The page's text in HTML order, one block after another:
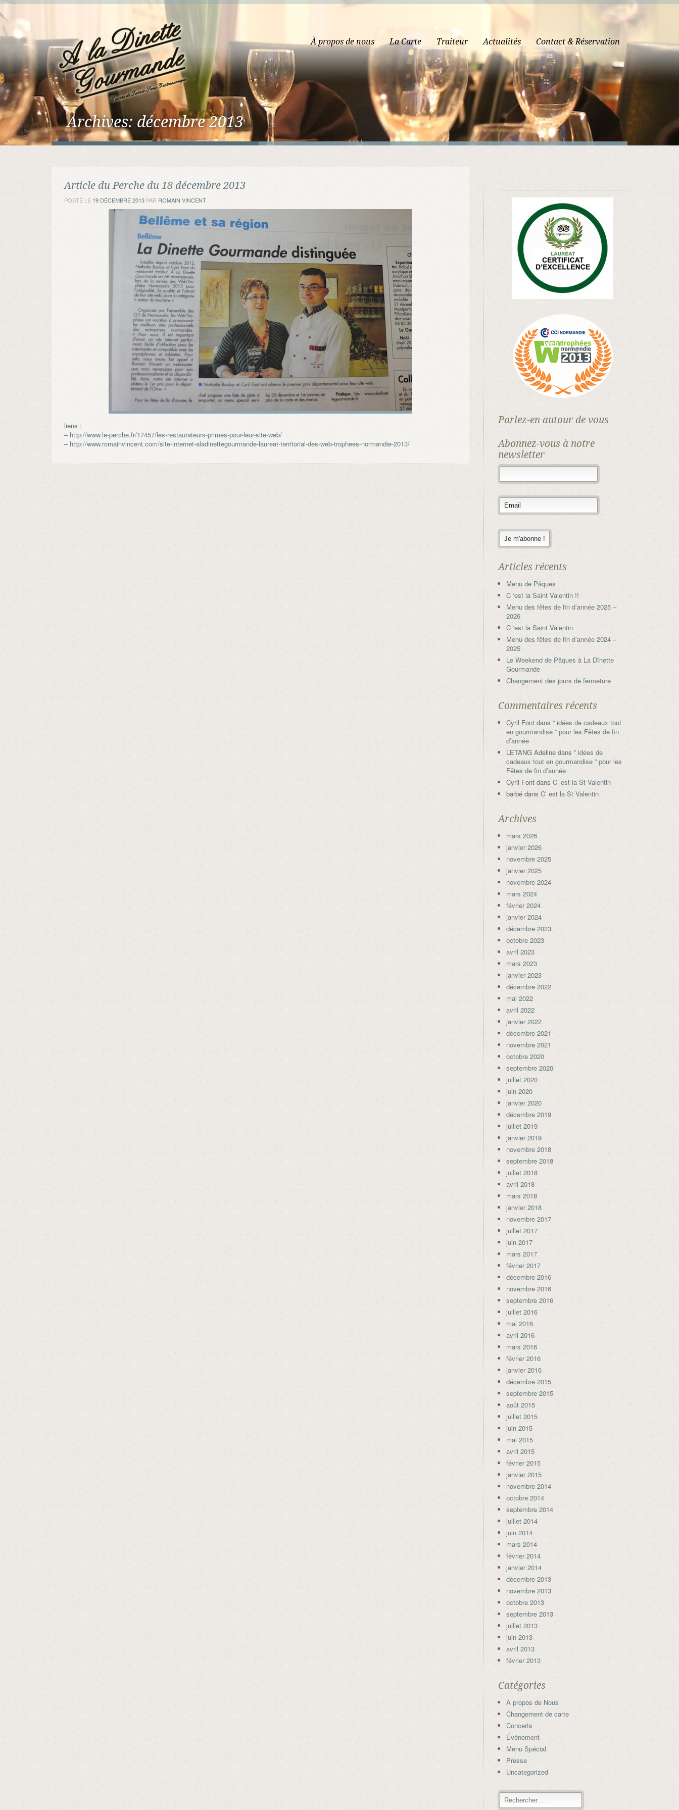
À propos de nous La Carte Traiteur Actualités Contact & Réservation
Archives:décembre 2013
Article du Perche du 18 décembre 2013
POSTÉ LE 19 DÉCEMBRE 2013 PAR ROMAIN VINCENT
liens :
– http://www.le-perche.fr/17457/les-restaurateurs-primes-pour-leur-site-web/
– http://www.romainvincent.com/site-internet-aladinettegourmande-laureat-territorial-des-web-trophees-normandie-2013/
Parlez-en autour de vous
Abonnez-vous à notre
newsletter
Articles récents
Menu de Pâques
C ‘est la Saint Valentin !!
Menu des fêtes de fin d’année 2025 –
2026
C ‘est la Saint Valentin
Menu des fêtes de fin d’année 2024 –
2025
Le Weekend de Pâques à La Dînette
Gourmande
Changement des jours de fermeture
Commentaires récents
Cyril Fontdans ” idées de cadeaux tout
en gourmandise ” pour les Fêtes de fin
d’année
LETANG Adelinedans ” idées de
cadeaux tout en gourmandise ” pour les
Fêtes de fin d’année
Cyril Fontdans C’ est la St Valentin
barbédans C’ est la St Valentin
Archives
mars 2026
janvier 2026
novembre 2025
janvier 2025
novembre 2024
mars 2024
février 2024
janvier 2024
décembre 2023
octobre 2023
avril 2023
mars 2023
janvier 2023
décembre 2022
mai 2022
avril 2022
janvier 2022
décembre 2021
novembre 2021
octobre 2020
septembre 2020
juillet 2020
juin 2020
janvier 2020
décembre 2019
juillet 2019
janvier 2019
novembre 2018
septembre 2018
juillet 2018
avril 2018
mars 2018
janvier 2018
novembre 2017
juillet 2017
juin 2017
mars 2017
février 2017
décembre 2016
novembre 2016
septembre 2016
juillet 2016
mai 2016
avril 2016
mars 2016
février 2016
janvier 2016
décembre 2015
septembre 2015
août 2015
juillet 2015
juin 2015
mai 2015
avril 2015
février 2015
janvier 2015
novembre 2014
octobre 2014
septembre 2014
juillet 2014
juin 2014
mars 2014
février 2014
janvier 2014
décembre 2013
novembre 2013
octobre 2013
septembre 2013
juillet 2013
juin 2013
avril 2013
février 2013
Catégories
À propos de Nous
Changement de carte
Concerts
Événement
Menu Spécial
Presse
Uncategorized